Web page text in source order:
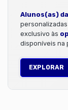
Alunos(as) da
exclusivo às
disponíveis na
EXPLORAR